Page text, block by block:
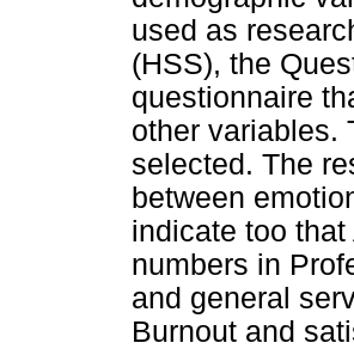
used as
(HSS), the
questionnaire
other variables.
selected. The
between
indicate too
numbers in
and general
Burnout and